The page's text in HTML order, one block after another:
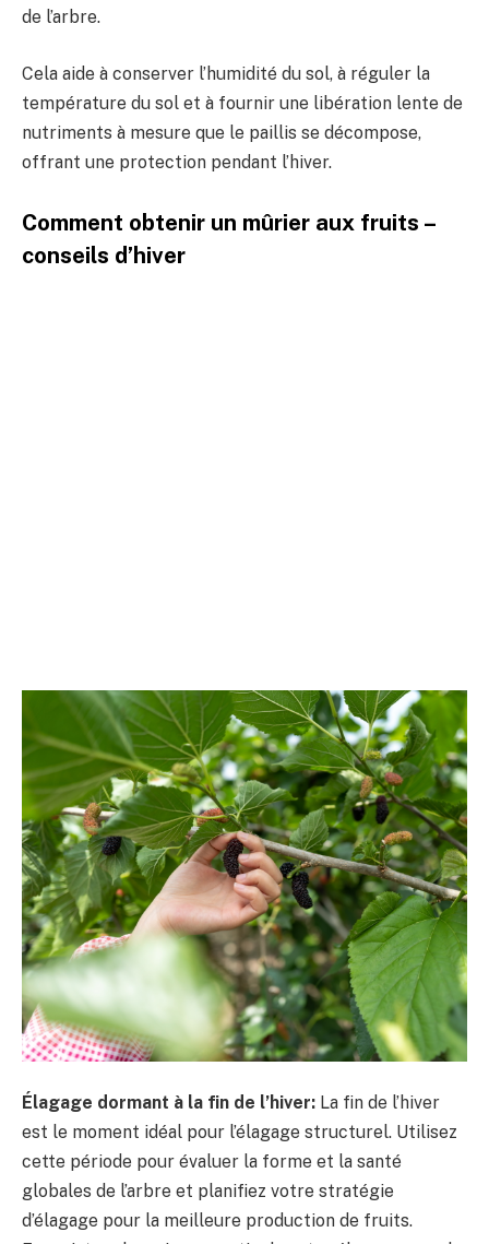
de l’arbre.
Cela aide à conserver l’humidité du sol, à réguler la
température du sol et à fournir une libération lente de
nutriments à mesure que le paillis se décompose,
offrant une protection pendant l’hiver.
Comment obtenir un mûrier aux fruits –
conseils d’hiver
Élagage dormant à la fin de l’hiver: La fin de l’hiver
est le moment idéal pour l’élagage structurel. Utilisez
cette période pour évaluer la forme et la santé
globales de l’arbre et planifiez votre stratégie
d’élagage pour la meilleure production de fruits.